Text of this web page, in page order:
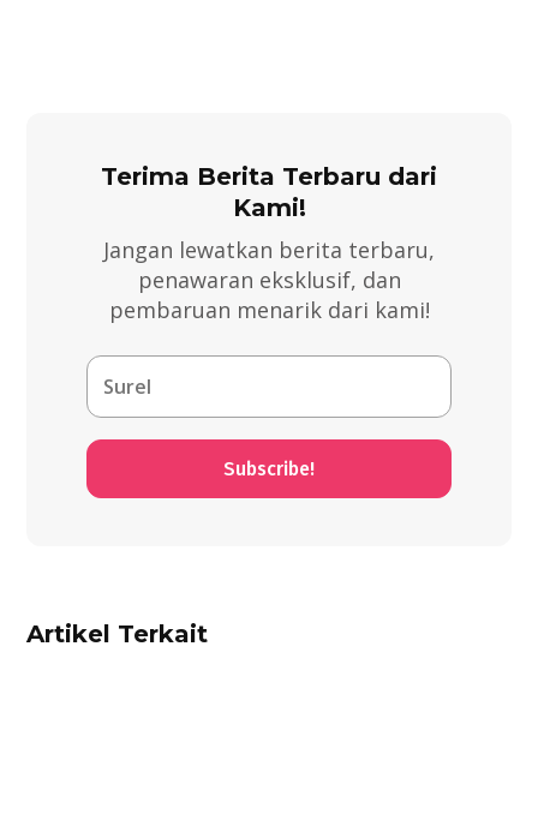
Terima Berita Terbaru dari
Kami!
Jangan lewatkan berita terbaru,
penawaran eksklusif, dan
pembaruan menarik dari kami!
Subscribe!
Artikel Terkait